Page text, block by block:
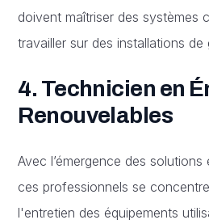
doivent maîtriser des systèmes
travailler sur des installations de
4. Technicien en
Renouvelables
Avec l’émergence des solutions
ces professionnels se
l'entretien des équipements